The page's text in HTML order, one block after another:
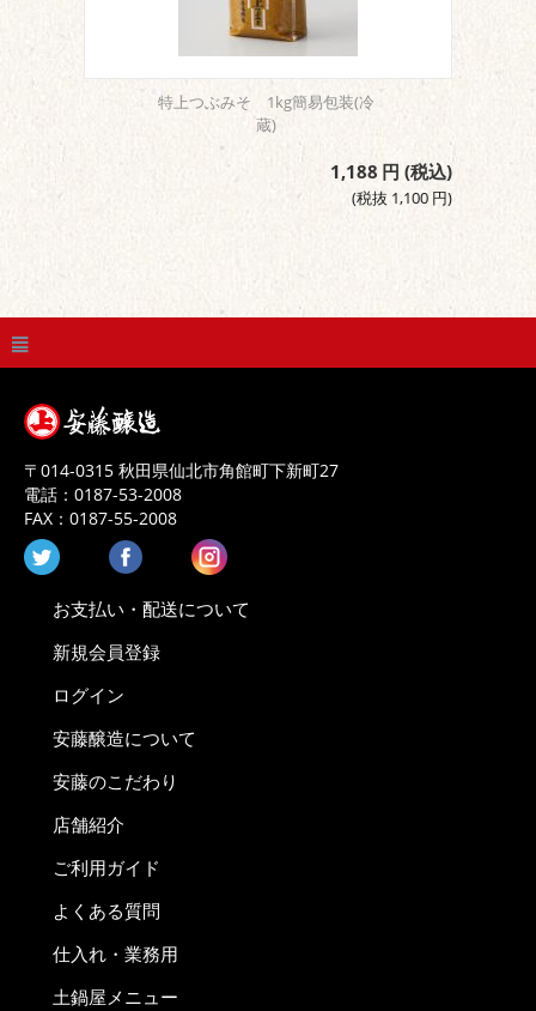
特上つぶみそ 1kg簡易包装(冷
蔵)
1,188 円 (税込)
(税抜 1,100 円)
〒 014-0315 秋田県仙北市角館町下新町27
電話： 0187-53-2008
FAX： 0187-55-2008
お支払い・配送について
新規会員登録
ログイン
安藤醸造について
安藤のこだわり
店舗紹介
ご利用ガイド
よくある質問
仕入れ・業務用
土鍋屋メニュー